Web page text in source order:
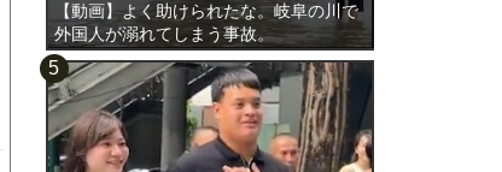
【動画】よく助けられたな。岐阜の川で
外国人が溺れてしまう事故。